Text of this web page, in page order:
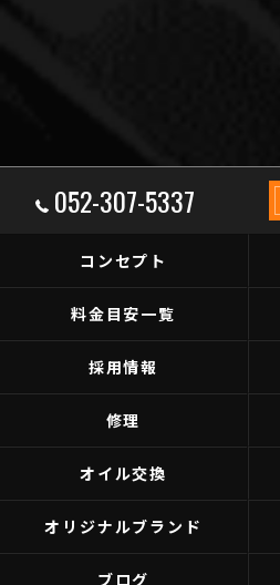
052-307-5337
コンセプト
料金目安一覧
採用情報
修理
オイル交換
オリジナルブランド
ブログ